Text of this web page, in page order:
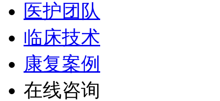
医护团队
临床技术
康复案例
在线咨询